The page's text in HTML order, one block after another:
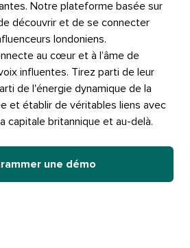
Notre plateforme basée sur
découvrir et de se connecter
londoniens.​​
au cœur et à l’âme de
influentes. Tirez parti de leur
de l'énergie dynamique de la
et établir de véritables liens avec
capitale britannique et au-delà.​​
une démo​​